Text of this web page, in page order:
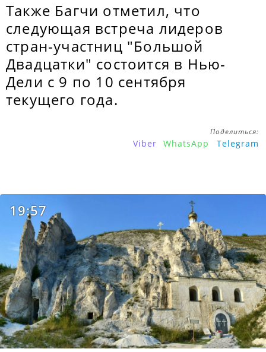
Также Багчи отметил, что
следующая встреча лидеров
стран-участниц "Большой
Двадцатки" состоится в Нью-
Дели с 9 по 10 сентября
текущего года.
Поделиться:
Viber WhatsApp Telegram
19:57